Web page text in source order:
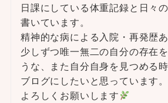
日課にしている体重記録と日々
書いています。
精神的な病による入院・再発歴あ
少しずつ唯一無二の自分の存在
うな、また自分自身を見つめる
ブログにしたいと思っています。
よろしくお願いします